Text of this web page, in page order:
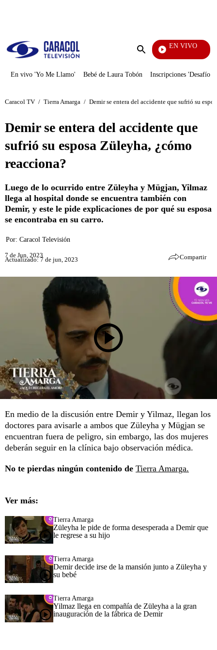
Enviar
EN VIVO
Se Dice De Mí
En vivo 'Yo Me Llamo' Bebé de Laura Tobón Inscripciones 'Desafío'
Caracol TV / Tierra Amarga / Demir se entera del accidente que sufrió su
Demir se entera del accidente que
sufrió su esposa Züleyha, ¿cómo
reacciona?
Luego de lo ocurrido entre Züleyha y Mügjan, Yilmaz
llega al hospital donde se encuentra también con
Demir, y este le pide explicaciones de por qué su esposa
se encontraba en su carro.
Por: Caracol Televisión
7 de Jun, 2023
Actualizado: 7 de jun, 2023 Compartir
En medio de la discusión entre Demir y Yilmaz, llegan los
doctores para avisarle a ambos que Züleyha y Mügjan se
encuentran fuera de peligro, sin embargo, las dos mujeres
deberán seguir en la clínica bajo observación médica.
No te pierdas ningún contenido de Tierra Amarga.
Ver más:
Tierra Amarga
Züleyha le pide de forma desesperada a Demir que
le regrese a su hijo
Tierra Amarga
Demir decide irse de la mansión junto a Züleyha y
su bebé
Tierra Amarga
Yilmaz llega en compañía de Züleyha a la gran
inauguración de la fábrica de Demir